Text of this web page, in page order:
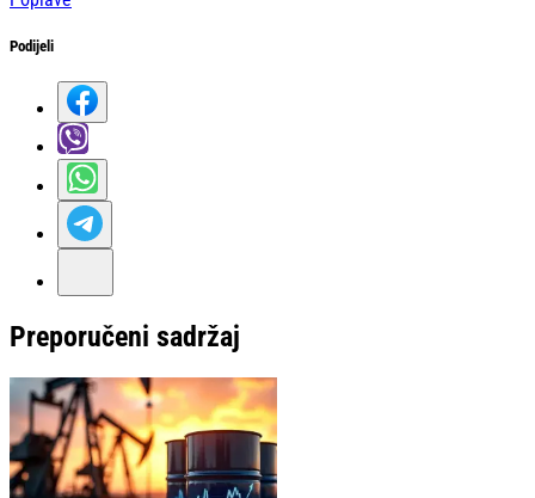
Podijeli
Preporučeni sadržaj